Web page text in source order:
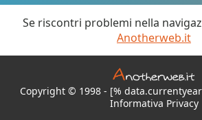
Se riscontri problemi nella
Anotherweb.it
Copyright © 1998 - [%
Informativa Privacy